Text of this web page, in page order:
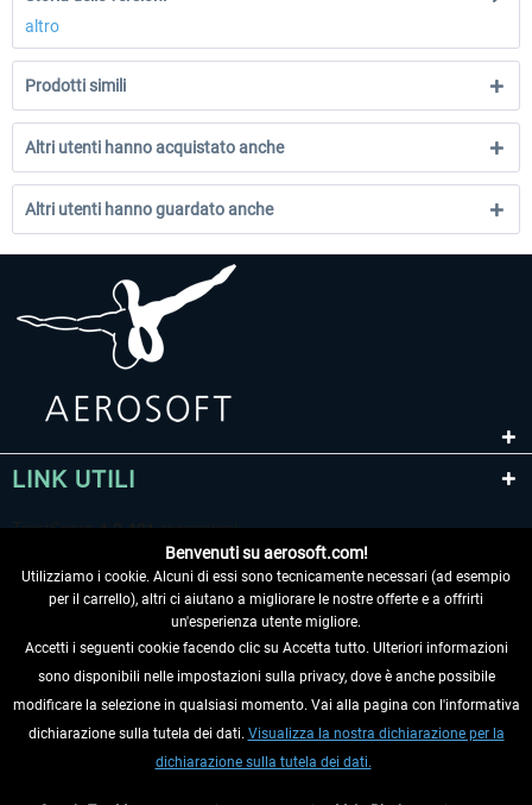
altro
Prodotti simili
Altri utenti hanno acquistato anche
Altri utenti hanno guardato anche
LINK UTILI
RECEDERE DAL CONTRATTO
INFORMAZIONI
Benvenuti su aerosoft.com!
Utilizziamo i cookie. Alcuni di essi sono tecnicamente necessari (ad esempio
per il carrello), altri ci aiutano a migliorare le nostre offerte e a offrirti
un'esperienza utente migliore.
Accetti i seguenti cookie facendo clic su Accetta tutto. Ulteriori informazioni
sono disponibili nelle impostazioni sulla privacy, dove è anche possibile
modificare la selezione in qualsiasi momento. Vai alla pagina con l'informativa
dichiarazione sulla tutela dei dati. Visualizza la nostra dichiarazione per la
dichiarazione sulla tutela dei dati.